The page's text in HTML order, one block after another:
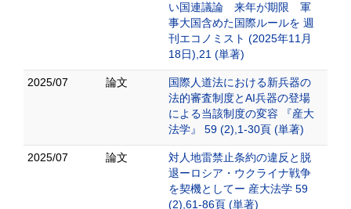
い国連議論 来年が期限 軍
事大国含めた国際ルールを 週
刊エコノミスト (2025年11月
18日),21 (単著)
2025/07 論文
国際人道法における新兵器の
法的審査制度とAI兵器の登場
による当該制度の変容 『産大
法学』 59 (2),1-30頁 (単著)
2025/07 論文
対人地雷禁止条約の違反と脱
退ーロシア・ウクライナ戦争
を契機としてー 産大法学 59
(2),61-86頁 (単著)